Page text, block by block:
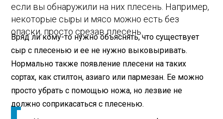
если вы обнаружили на них плесень. Например,
некоторые сыры и мясо можно есть без
опаски, просто срезав плесень.
Вряд ли кому-то нужно объяснять, что существует
сыр с плесенью и ее не нужно выковыривать.
Нормально также появление плесени на таких
сортах, как стилтон, азиаго или пармезан. Ее можно
просто убрать с помощью ножа, но лезвие не
должно соприкасаться с плесенью.